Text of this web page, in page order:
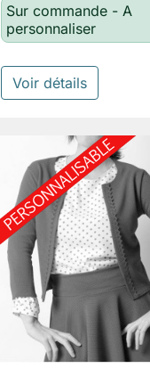
Sur commande - A
personnaliser
Voir détails